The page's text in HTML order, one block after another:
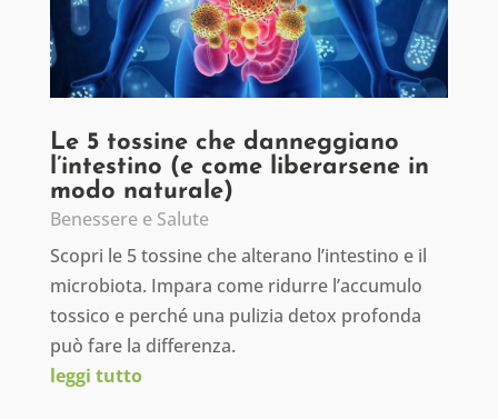
Le 5 tossine che danneggiano
l’intestino (e come liberarsene in
modo naturale)
Benessere e Salute
Scopri le 5 tossine che alterano l’intestino e il
microbiota. Impara come ridurre l’accumulo
tossico e perché una pulizia detox profonda
può fare la differenza.
leggi tutto